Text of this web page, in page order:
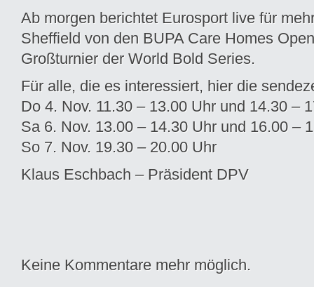
Ab morgen berichtet Eurosport live für
Sheffield von den BUPA Care Homes
Großturnier der World Bold Series.
Für alle, die es interessiert, hier die
Do 4. Nov. 11.30 – 13.00 Uhr und 14.30 –
Sa 6. Nov. 13.00 – ­14.30 Uhr und 16.00 –
So 7. Nov. 19.30 – ­20.00 Uhr
Klaus Eschbach – Präsident DPV
Keine Kommentare mehr möglich.